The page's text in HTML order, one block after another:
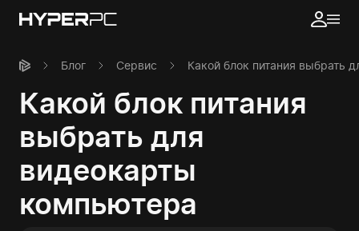
Блог Сервис Какой блок питания выбрать
Какой блок питания
выбрать для
видеокарты
компьютера